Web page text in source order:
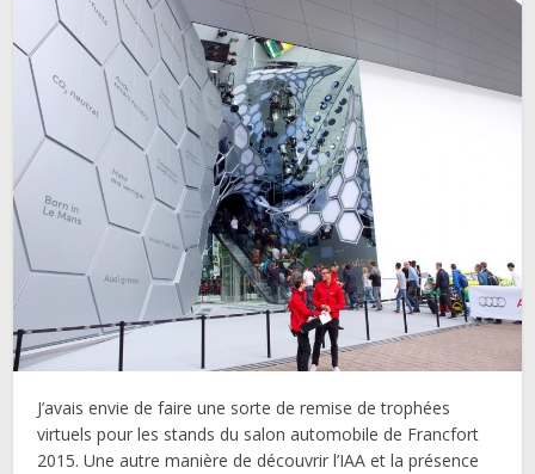
J’avais envie de faire une sorte de remise de trophées
virtuels pour les stands du salon automobile de Francfort
2015. Une autre manière de découvrir l’IAA et la présence